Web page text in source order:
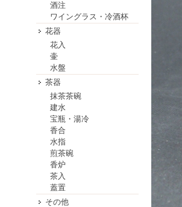
酒注
ワイングラス・冷酒杯
花器
花入
壷
水盤
茶器
抹茶茶碗
建水
宝瓶・湯冷
香合
水指
煎茶碗
香炉
茶入
蓋置
その他